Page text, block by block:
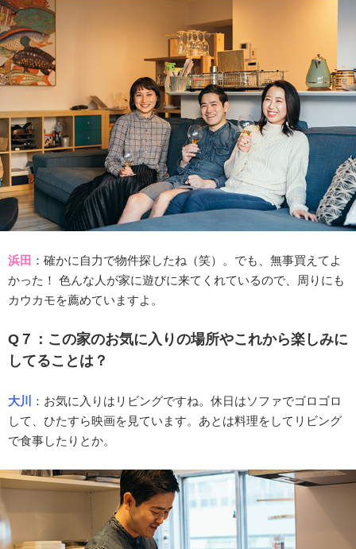
浜田 ：確かに自力で物件探したね（笑）。でも、無事買えてよ
かった！ 色んな人が家に遊びに来てくれているので、周りにも
カウカモを薦めていますよ。
Q７：この家のお気に入りの場所やこれから楽しみに
してることは？
大川
：お気に入りはリビングですね。休日はソファでゴロゴロ
して、ひたすら映画を見ています。あとは料理をしてリビング
で食事したりとか。